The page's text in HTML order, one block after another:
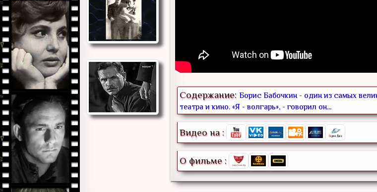
Содержание:Борис Бабочкин - один из самых
театра и кино. «Я - волгарь», - говорил он...
Видео на :
О фильме :